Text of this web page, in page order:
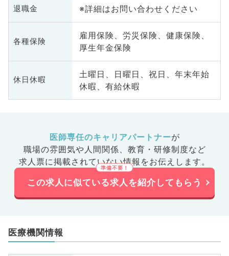
退職金 ※詳細はお問い合わせください
各種保険
雇用保険、労災保険、健康保険、
厚生年金保険
休日休暇
土曜日、日曜日、祝日、年末年始
休暇、有給休暇
医師専任のキャリアパートナーが
職場の雰囲気や人間関係、 教育・研修制度など
求人票に掲載されていない情報をお伝えします。
この求人に似ている求人を紹介してもらう
医療機関情報